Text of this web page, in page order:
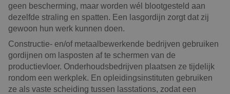
geen bescherming, maar worden wél blootgesteld aan
dezelfde straling en spatten. Een lasgordijn zorgt dat zij
gewoon hun werk kunnen doen.
Constructie- en/of metaalbewerkende bedrijven gebruiken
gordijnen om lasposten af te schermen van de
productievloer. Onderhoudsbedrijven plaatsen ze tijdelijk
rondom een werkplek. En opleidingsinstituten gebruiken
ze als vaste scheiding tussen lasstations, zodat een